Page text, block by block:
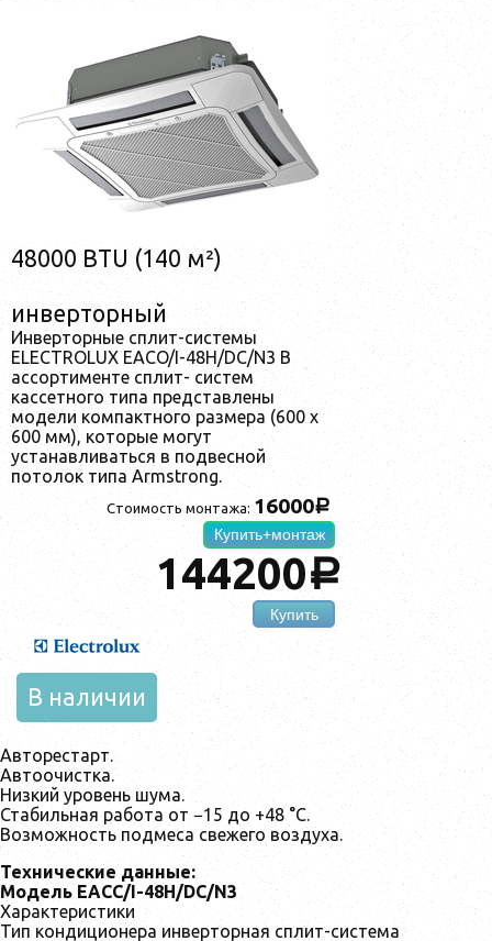
48000 BTU (140 м²)
инверторный
Инверторные сплит-системы
ELECTROLUX EACO/I-48H/DC/N3 В
ассортименте сплит- систем
кассетного типа представлены
модели компактного размера (600 x
600 мм), которые могут
устанавливаться в подвесной
потолок типа Armstrong.
Стоимость монтажа: 16000a
Купить+монтаж
144200a
Купить
В наличии
Авторестарт.
Автоочистка.
Низкий уровень шума.
Стабильная работа от −15 до +48 °C.
Возможность подмеса свежего воздуха.
Технические данные:
Модель EACС/I-48H/DC/N3
Характеристики
Тип кондиционера инверторная сплит-система